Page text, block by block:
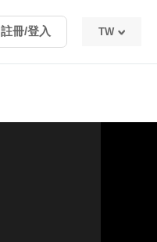
TW
TW
註冊/登入